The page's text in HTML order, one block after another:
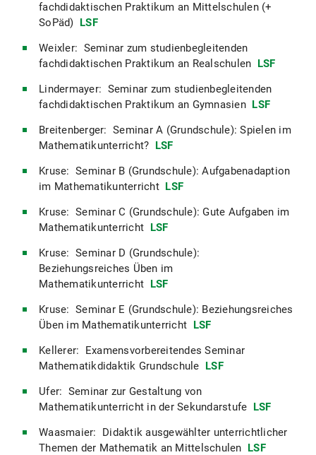
fachdidaktischen Praktikum an Mittelschulen (+
SoPäd) LSF
Weixler: Seminar zum studienbegleitenden
fachdidaktischen Praktikum an Realschulen LSF
Lindermayer: Seminar zum studienbegleitenden
fachdidaktischen Praktikum an Gymnasien LSF
Breitenberger: Seminar A (Grundschule): Spielen im
Mathematikunterricht? LSF
Kruse: Seminar B (Grundschule): Aufgabenadaption
im Mathematikunterricht LSF
Kruse: Seminar C (Grundschule): Gute Aufgaben im
Mathematikunterricht LSF
Kruse: Seminar D (Grundschule):
Beziehungsreiches Üben im
Mathematikunterricht LSF
Kruse: Seminar E (Grundschule): Beziehungsreiches
Üben im Mathematikunterricht LSF
Kellerer: Examensvorbereitendes Seminar
Mathematikdidaktik Grundschule LSF
Ufer: Seminar zur Gestaltung von
Mathematikunterricht in der Sekundarstufe LSF
Waasmaier: Didaktik ausgewählter unterrichtlicher
Themen der Mathematik an Mittelschulen LSF